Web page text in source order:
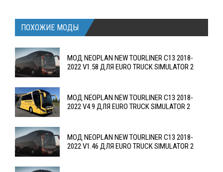
ПОХОЖИЕ МОДЫ
МОД NEOPLAN NEW TOURLINER C13 2018-
2022 V1.58 ДЛЯ EURO TRUCK SIMULATOR 2
МОД NEOPLAN NEW TOURLINER C13 2018-
2022 V4.9 ДЛЯ EURO TRUCK SIMULATOR 2
МОД NEOPLAN NEW TOURLINER C13 2018-
2022 V1.46 ДЛЯ EURO TRUCK SIMULATOR 2